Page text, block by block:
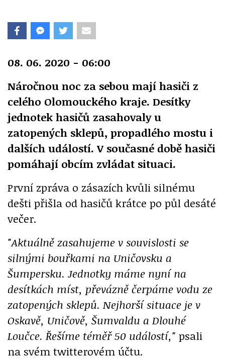
08. 06. 2020 - 06:00
Náročnou noc za sebou mají hasiči z
celého Olomouckého kraje. Desítky
jednotek hasičů zasahovaly u
zatopených sklepů, propadlého mostu i
dalších událostí. V současné době hasiči
pomáhají obcím zvládat situaci.
První zpráva o zásazích kvůli silnému
dešti přišla od hasičů krátce po půl desáté
večer.
"Aktuálně zasahujeme v souvislosti se
silnými bouřkami na Uničovsku a
Šumpersku. Jednotky máme nyní na
desítkách míst, převázně čerpáme vodu ze
zatopených sklepů. Nejhorší situace je v
Oskavě, Uničově, Šumvaldu a Dlouhé
Loučce. Řešíme téměř 50 událostí," psali
na svém twitterovém účtu.